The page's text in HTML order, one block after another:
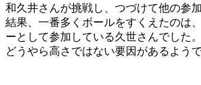
和久井さんが挑戦し、つづけて他の参加
結果、一番多くボールをすくえたのは
ーとして参加している久世さんでした。
どうやら高さではない要因があるようで